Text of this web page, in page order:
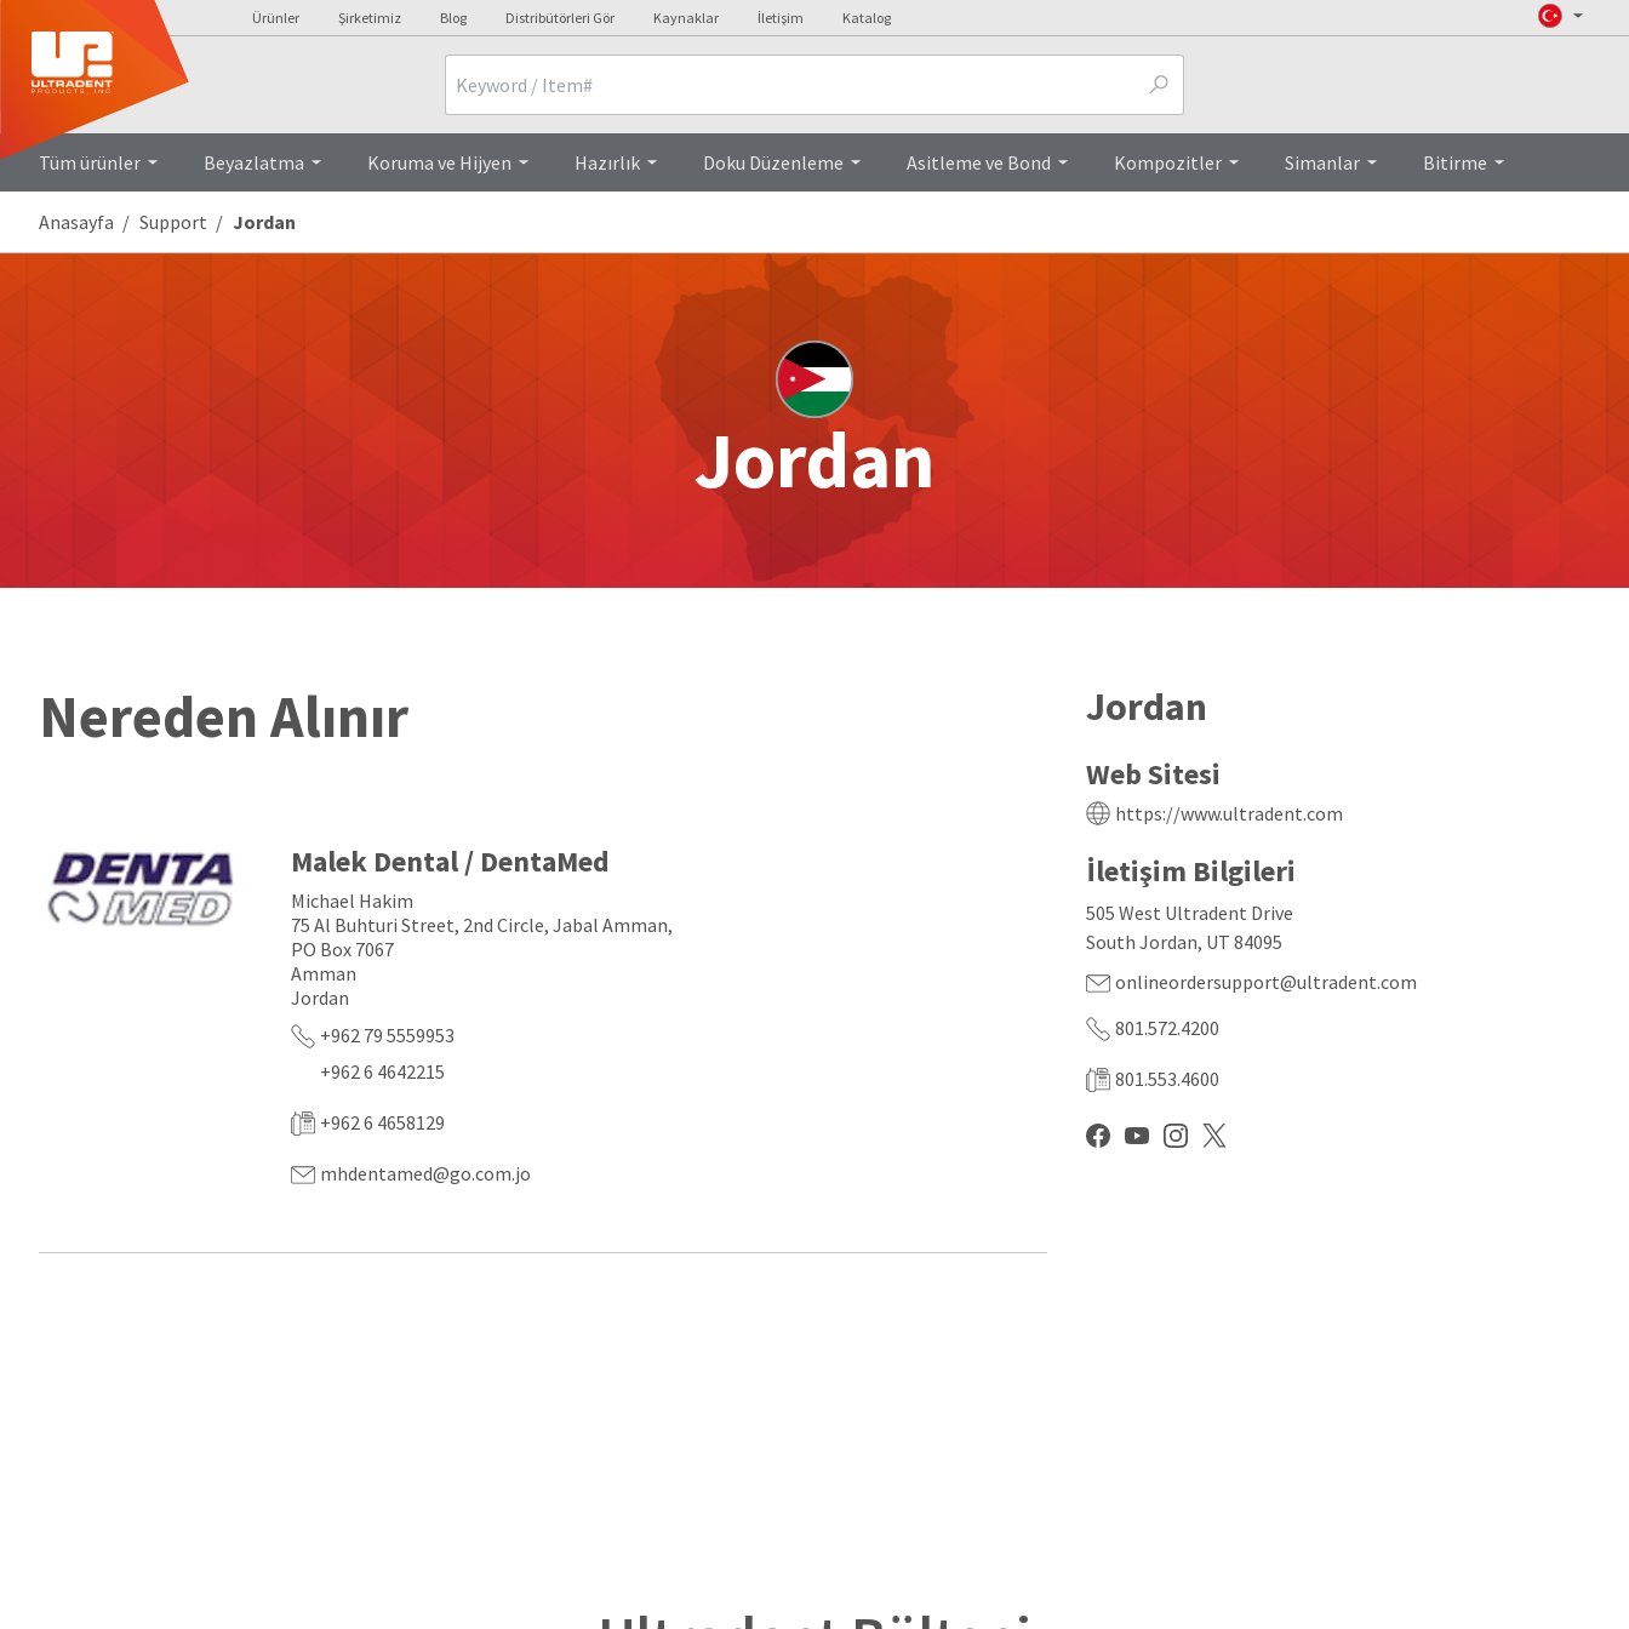
Ürünler Şirketimiz Blog Distribütörleri Gör Kaynaklar İletişim Katalog
Tüm ürünler Beyazlatma Koruma ve Hijyen Hazırlık Doku Düzenleme Asitleme ve Bond Kompozitler Simanlar Bitirme
Anasayfa Support Jordan
Jordan
Jordan
Web Sitesi
https://www.ultradent.com
İletişim Bilgileri
505 West Ultradent Drive
South Jordan, UT 84095
onlineordersupport@ultradent.com
801.572.4200
801.553.4600
Nereden Alınır
Malek Dental / DentaMed
Michael Hakim
75 Al Buhturi Street, 2nd Circle, Jabal Amman,
PO Box 7067
Amman
Jordan
+962 79 5559953
+962 6 4642215
+962 6 4658129
mhdentamed@go.com.jo